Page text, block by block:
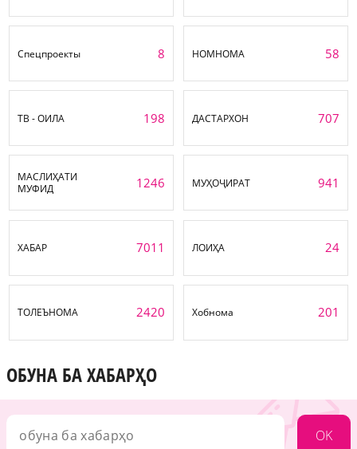
Спецпроекты 8 НОМНОМА 58
ТВ - ОИЛА 198 ДАСТАРХОН 707
МАСЛИҲАТИ
МУФИД
1246 МУҲОҶИРАТ 941
ХАБАР 7011 ЛОИҲА 24
ТОЛЕЪНОМА 2420 Хобнома 201
ОБУНА БА ХАБАРҲО
OK